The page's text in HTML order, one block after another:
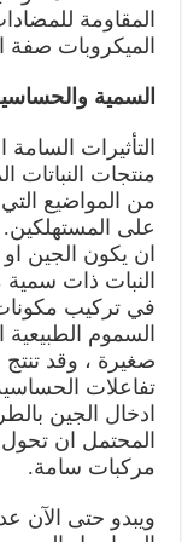
المقاومة
الميكروبات صفة
السمية
التأثيرات
منتجات النباتات
من المواضيع
على المستهلكين.
ان يكون الجين
النبات ذات سمية
في تركيب
السموم الطبيعية
صغيرة ، وقد تنتج
ادخال الجين
المحتمل ان تحول
مركبات سامة.
ويبدو حتى الآن